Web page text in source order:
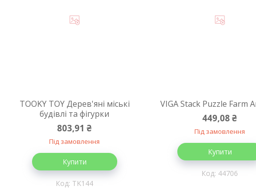
TOOKY TOY Дерев'яні міські
будівлі та фігурки
803,91 ₴
Під замовлення
Купити
TK144
VIGA Stack Puzzle Farm
449,08 ₴
Під замовлення
Купити
44706